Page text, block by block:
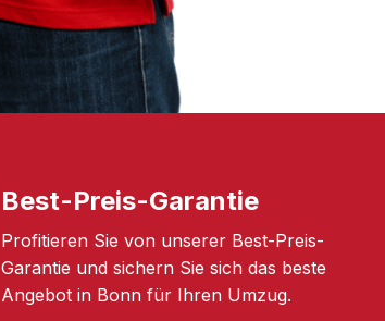
Best-Preis-Garantie
Profitieren Sie von unserer Best-Preis-
Garantie und sichern Sie sich das beste
Angebot in Bonn für Ihren Umzug.